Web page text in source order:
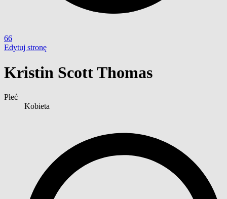
66
Edytuj stronę
Kristin Scott Thomas
Płeć
Kobieta